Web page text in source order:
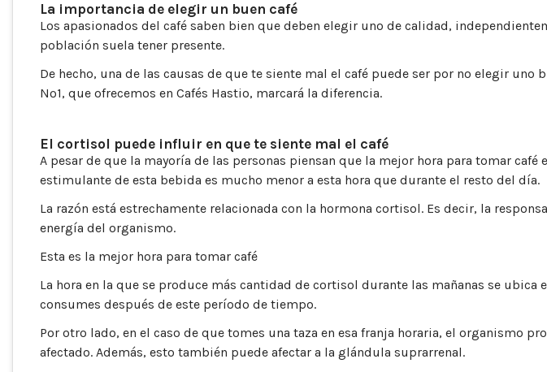
La importancia de elegir un buen café
Los apasionados del café saben bien que deben elegir uno de calidad,
población suela tener presente.
De hecho, una de las causas de que te siente mal el café puede ser por no elegir
Nº1, que ofrecemos en Cafés Hastio, marcará la diferencia.
El cortisol puede influir en que te siente mal el café
A pesar de que la mayoría de las personas piensan que la mejor hora para tomar
estimulante de esta bebida es mucho menor a esta hora que durante el resto del día.
La razón está estrechamente relacionada con la hormona cortisol. Es decir, la
energía del organismo.
Esta es la mejor hora para tomar café
La hora en la que se produce más cantidad de cortisol durante las mañanas se
consumes después de este período de tiempo.
Por otro lado, en el caso de que tomes una taza en esa franja horaria, el organismo
afectado. Además, esto también puede afectar a la glándula suprarrenal.